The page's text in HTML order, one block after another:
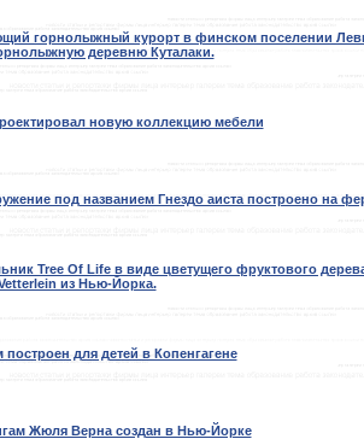
горнолыжный курорт в финском поселении
деревню Куталаки.
новую коллекцию мебели
под названием Гнездо аиста построено на
Tree Of Life в виде цветущего фруктового
из Нью-Йорка.
для детей в Копенгагене
Жюля Верна создан в Нью-Йорке